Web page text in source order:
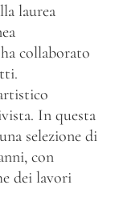
laurea
collaborato
In questa
selezione di
con
dei lavori